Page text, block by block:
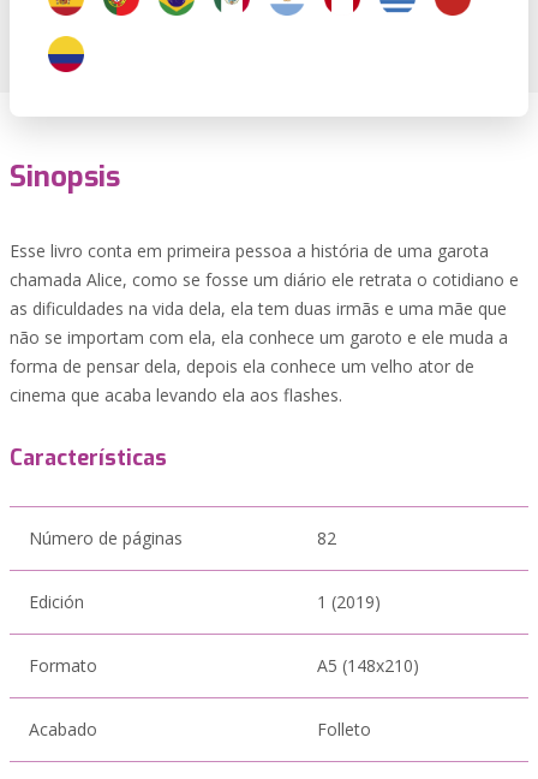
Sinopsis
Esse livro conta em primeira pessoa a história de uma garota
chamada Alice, como se fosse um diário ele retrata o cotidiano e
as dificuldades na vida dela, ela tem duas irmãs e uma mãe que
não se importam com ela, ela conhece um garoto e ele muda a
forma de pensar dela, depois ela conhece um velho ator de
cinema que acaba levando ela aos flashes.
Características
Número de páginas 82
Edición 1 (2019)
Formato A5 (148x210)
Acabado Folleto